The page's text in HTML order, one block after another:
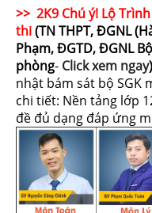
>> 2K9 Chú ý! Lộ
thi(TN THPT, ĐGNL
Phạm, ĐGTD, ĐGNL
phòng- Click xem ngay)
nhật bám sát bộ SGK
chi tiết: Nền tảng lớp
đề đủ dạng đáp ứng